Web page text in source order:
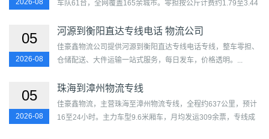
2026-08
车队61台，全网覆盖165余城市。零担按公斤计费约1.79至3.44
覆盖...
05
2026-08
河源到衡阳直达专线电话 物流公司
佳豪鑫物流公司提供河源到衡阳直达专线电话专线，整车零担、
仓储配送、大件运输一站式服务，每日发车，价格透明。...
05
2026-08
珠海到漳州物流专线
佳豪鑫物流，主营珠海至漳州物流专线，全程约637公里，预计
16至24小时。主力车型9.6米厢车，月均发运309余票，专线成